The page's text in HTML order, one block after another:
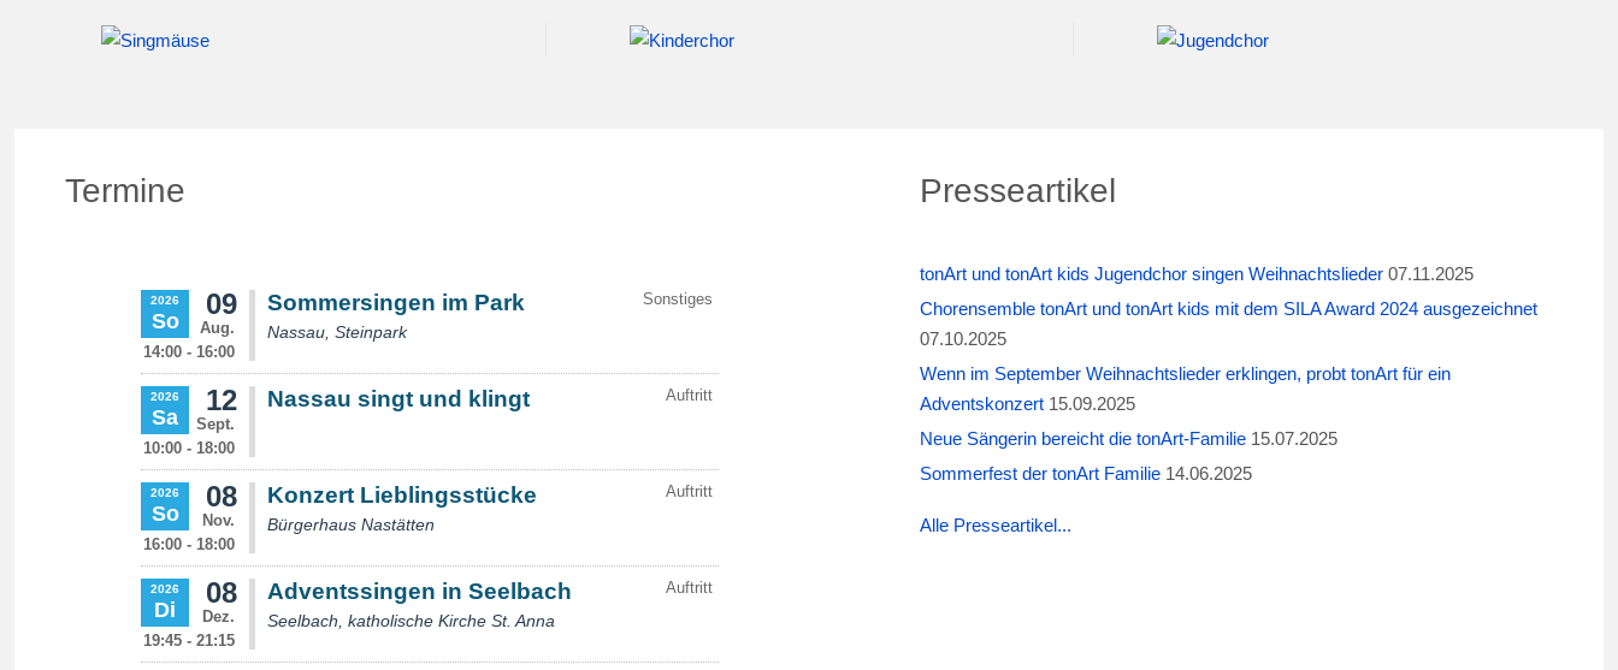
Termine Presseartikel
tonArt und tonArt kids Jugendchor singen Weihnachtslieder 07.11.2025
Chorensemble tonArt und tonArt kids mit dem SILA Award 2024 ausgezeichnet
07.10.2025
Wenn im September Weihnachtslieder erklingen, probt tonArt für ein
Adventskonzert 15.09.2025
Neue Sängerin bereicht die tonArt-Familie 15.07.2025
Sommerfest der tonArt Familie 14.06.2025
Alle Presseartikel...